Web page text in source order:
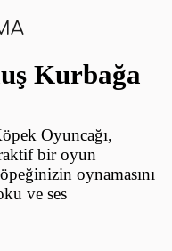
Kurbağa
Oyuncağı,
bir oyun
oynamasını
ve ses